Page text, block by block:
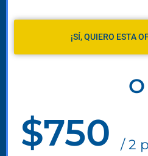
¡SÍ, QUIERO ESTA
O
$750 / 2